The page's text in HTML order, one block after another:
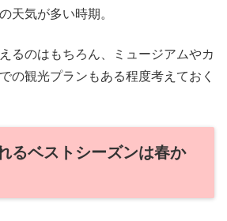
天気が多い時期。
るのはもちろん、ミュージアムやカ
の観光プランもある程度考えておく
るベストシーズンは春か